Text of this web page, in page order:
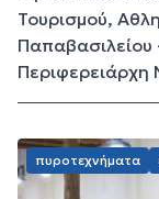
Τουρισμού,
Παπαβασιλείου
Περιφερειάρχη
πυροτεχνήματα